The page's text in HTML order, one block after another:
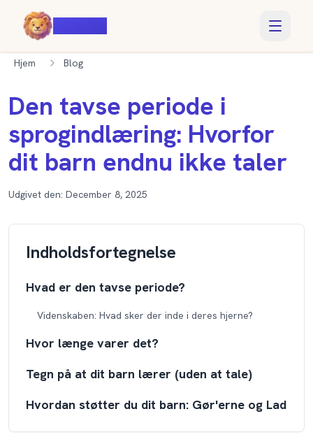
Hjem Blog
Den tavse periode i
sprogindlæring: Hvorfor
dit barn endnu ikke taler
Udgivet den: December 8, 2025
Indholdsfortegnelse
Hvad er den tavse periode?
Videnskaben: Hvad sker der inde i deres hjerne?
Hvor længe varer det?
Tegn på at dit barn lærer (uden at tale)
Hvordan støtter du dit barn: Gør'erne og Lad